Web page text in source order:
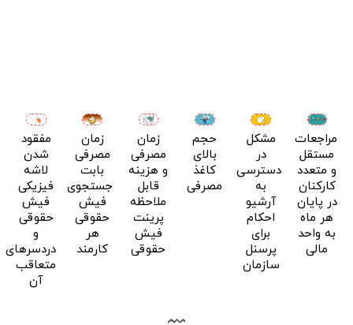
مراجعات
مستقل
و متعدد
کارکنان
در پایان
هر ماه
به واحد
مالی
مشکل
در
دسترسی
به
آرشیو
احکام
برای
پرسنل
سازمان
حجم
بالای
کاغذ
مصرفی
زمان
مصرفی
و هزینه
قابل
ملاحظه
پرینت
فیش
حقوقی
زمان
مصرفی
بابت
جستجوی
فیش
حقوقی
هر
کارمند
مفقود
شدن
لاشه
فیزیکی
فیش
حقوقی
و
دردسرهای
متعاقب
آن